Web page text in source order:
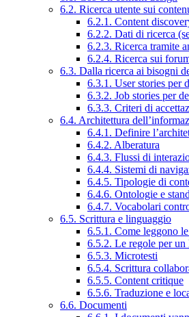
6.2. Ricerca utente sui
6.2.1. Content
6.2.2. Dati di ricerca
6.2.3. Ricerca tramite
6.2.4. Ricerca sui
6.3. Dalla ricerca ai bisogni
6.3.1. User stories per
6.3.2. Job stories per
6.3.3. Criteri di
6.4. Architettura
6.4.1. Definire
6.4.2. Alberatura
6.4.3. Flussi di
6.4.4. Sistemi di
6.4.5. Tipologie di
6.4.6. Ontologie e
6.4.7. Vocabolari
6.5. Scrittura e linguaggio
6.5.1. Come leggono
6.5.2. Le regole per
6.5.3. Microtesti
6.5.4. Scrittura
6.5.5. Content critique
6.5.6. Traduzione e
6.6. Documenti